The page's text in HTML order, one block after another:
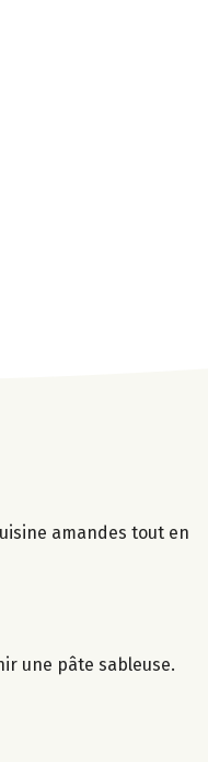
amandes tout en
une pâte sableuse.